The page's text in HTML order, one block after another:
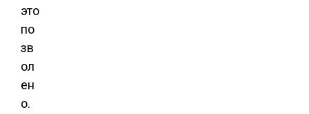
это
по
зв
ол
ен
о.